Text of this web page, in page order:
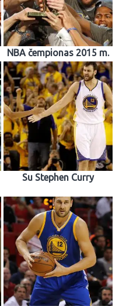
NBA čempionas 2015 m.
Su Stephen Curry